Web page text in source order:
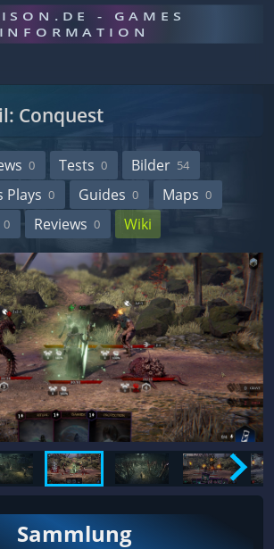
- GAMES
INFORMATION
Conquest
0 Tests 0 Bilder 54
Plays 0 Guides 0 Maps 0
0 Reviews 0 Wiki
Sammlung